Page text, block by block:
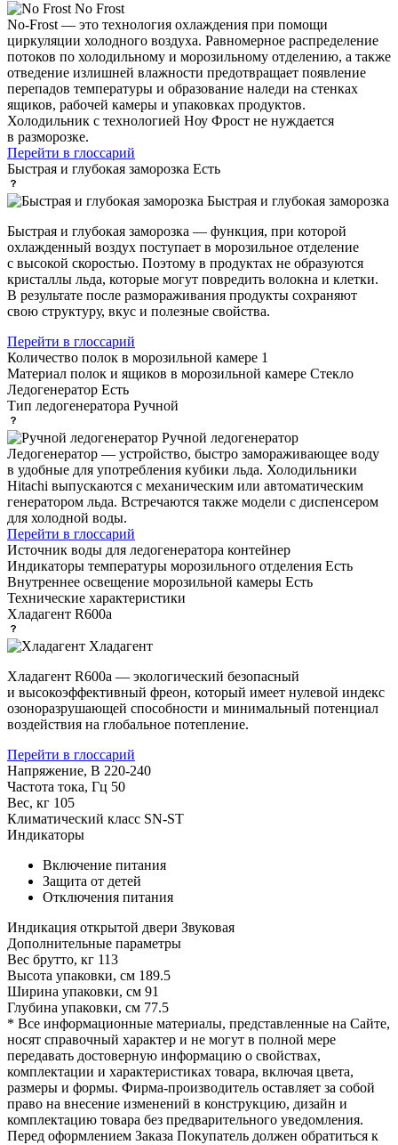
No Frost
No-Frost — это технология охлаждения при помощи
циркуляции холодного воздуха. Равномерное распределение
потоков по холодильному и морозильному отделению, а также
отведение излишней влажности предотвращает появление
перепадов температуры и образование наледи на стенках
ящиков, рабочей камеры и упаковках продуктов.
Холодильник с технологией Ноу Фрост не нуждается
в разморозке.
Перейти в глоссарий
Быстрая и глубокая заморозка Есть
Быстрая и глубокая заморозка
Быстрая и глубокая заморозка — функция, при которой
охлажденный воздух поступает в морозильное отделение
с высокой скоростью. Поэтому в продуктах не образуются
кристаллы льда, которые могут повредить волокна и клетки.
В результате после размораживания продукты сохраняют
свою структуру, вкус и полезные свойства.
Перейти в глоссарий
Количество полок в морозильной камере 1
Материал полок и ящиков в морозильной камере Стекло
Ледогенератор Есть
Тип ледогенератора Ручной
Ручной ледогенератор
Ледогенератор — устройство, быстро замораживающее воду
в удобные для употребления кубики льда. Холодильники
Hitachi выпускаются с механическим или автоматическим
генератором льда. Встречаются также модели с диспенсером
для холодной воды.
Перейти в глоссарий
Источник воды для ледогенератора контейнер
Индикаторы температуры морозильного отделения Есть
Внутреннее освещение морозильной камеры Есть
Технические характеристики
Хладагент R600a
Хладагент
Хладагент R600a — экологический безопасный
и высокоэффективный фреон, который имеет нулевой индекс
озоноразрушающей способности и минимальный потенциал
воздействия на глобальное потепление.
Перейти в глоссарий
Напряжение, В 220-240
Частота тока, Гц 50
Вес, кг 105
Климатический класс SN-ST
Индикаторы
Включение питания
Защита от детей
Отключения питания
Индикация открытой двери Звуковая
Дополнительные параметры
Вес брутто, кг 113
Высота упаковки, см 189.5
Ширина упаковки, см 91
Глубина упаковки, см 77.5
* Все информационные материалы, представленные на Сайте,
носят справочный характер и не могут в полной мере
передавать достоверную информацию о свойствах,
комплектации и характеристиках товара, включая цвета,
размеры и формы. Фирма-производитель оставляет за собой
право на внесение изменений в конструкцию, дизайн и
комплектацию товара без предварительного уведомления.
Перед оформлением Заказа Покупатель должен обратиться к